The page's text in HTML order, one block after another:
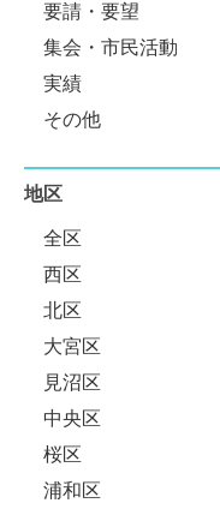
要請・要望
集会・市民活動
実績
その他
地区
全区
西区
北区
大宮区
見沼区
中央区
桜区
浦和区